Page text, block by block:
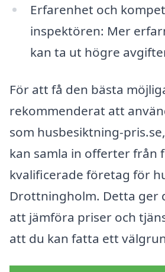
Erfarenhet och
inspektören: Mer
kan ta ut högre
För att få den bästa
rekommenderat att
som husbesiktning-
kan samla in offerter från
kvalificerade företag för
Drottningholm. Detta ger
att jämföra priser och
att du kan fatta ett